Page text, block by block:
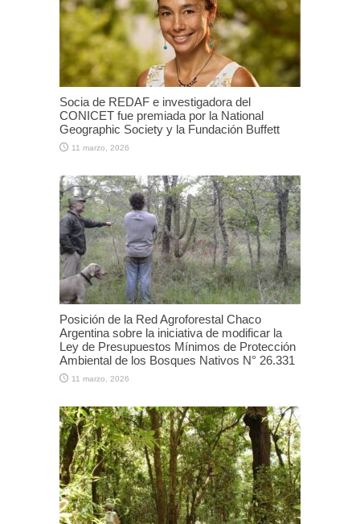
Socia de REDAF e investigadora del
CONICET fue premiada por la National
Geographic Society y la Fundación Buffett
11 marzo, 2026
Posición de la Red Agroforestal Chaco
Argentina sobre la iniciativa de modificar la
Ley de Presupuestos Mínimos de Protección
Ambiental de los Bosques Nativos N° 26.331
11 marzo, 2026